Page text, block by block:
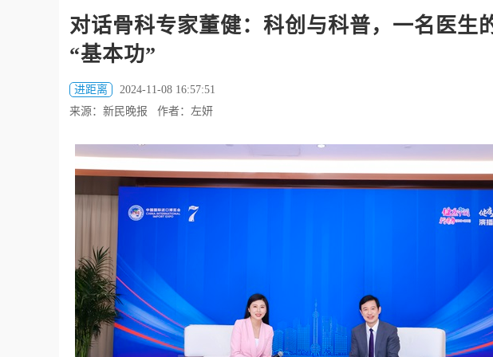
对话骨科专家董健：科创与科普，一名医生
“基本功”
进距离
2024-11-08 16:57:51
来源：新民晚报 作者：左妍